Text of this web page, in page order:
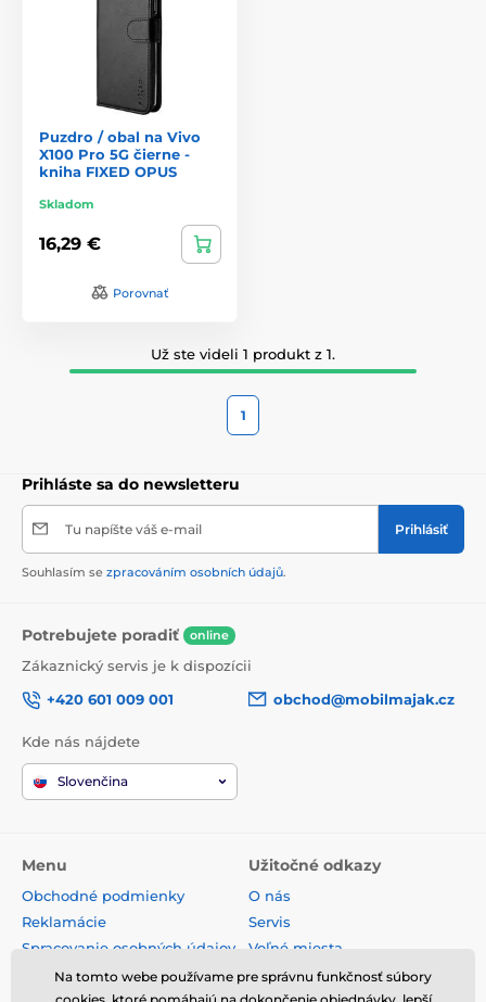
Puzdro / obal na Vivo
X100 Pro 5G čierne -
kniha FIXED OPUS
Skladom
16,29 €
Porovnať
Už ste videli 1 produkt z 1.
1
Prihláste sa do newsletteru
Tu napíšte váš e-mail Prihlásiť
Souhlasím se zpracováním osobních údajů.
Potrebujete poradiť online
Zákaznický servis je k dispozícii
+420 601 009 001
obchod@mobilmajak.cz
Kde nás nájdete
Slovenčina
Menu
Obchodné podmienky
Reklamácie
Spracovanie osobných údajov
Doprava a platba
Užitočné odkazy
O nás
Servis
Voľné miesta
Kontakt
Na tomto webe používame pre správnu funkčnosť súbory